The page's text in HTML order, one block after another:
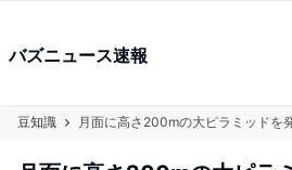
バズニュース速報
豆知識